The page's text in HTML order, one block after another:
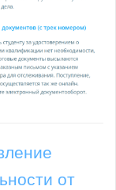
от